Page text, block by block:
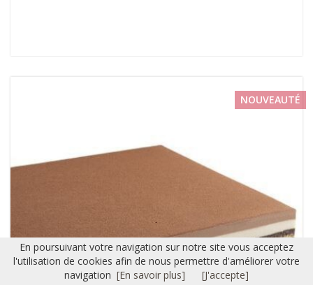
NOUVEAUTÉ
En poursuivant votre navigation sur notre site vous acceptez
l'utilisation de cookies afin de nous permettre d'améliorer votre
navigation [En savoir plus] [J'accepte]